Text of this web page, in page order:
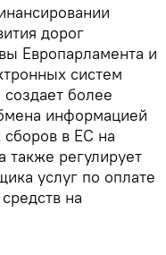
дорог
Европарламента и
систем
более
информацией
в ЕС на
также регулирует
услуг по оплате
на